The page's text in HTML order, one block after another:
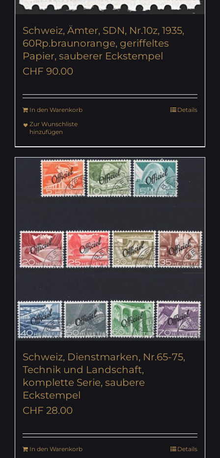
Schweiz, Ämter, SDN, Nr.10z, 1935,
60Rp.braunorange, geriffeltes
Papier, sauberer Eckstempel
CHF 90.00
In den Warenkorb
Details
Zur Wunschliste
hinzufügen
Schweiz, Dienstmarken, Nr.65-75,
Technik und Landschaft,
komplette Serie, saubere
Eckstempel
CHF 28.00
In den Warenkorb
Details